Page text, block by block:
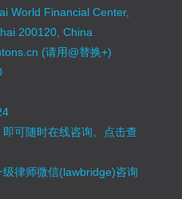
World Financial Center,
200120, China
(请用@替换+)
可随时在线咨询。 点击查
律师微信(lawbridge)咨询